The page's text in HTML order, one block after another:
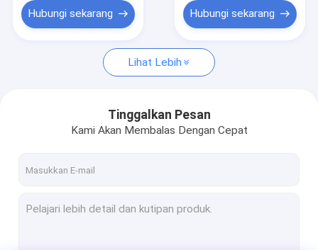
Quote request suatu
In-Line IV Filter
Membrane Disc Filter
Membran PES
Hubungi sekarang Hubungi sekarang
Lihat Lebih
Tinggalkan Pesan
Kami Akan Membalas Dengan Cepat